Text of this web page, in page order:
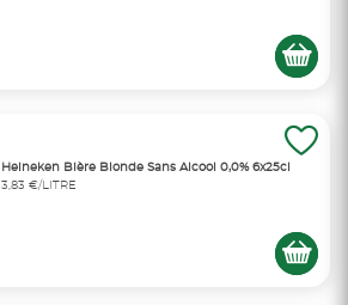
Heineken Bière Blonde Sans Alcool 0,0% 6x25cl
3,83 €/LITRE